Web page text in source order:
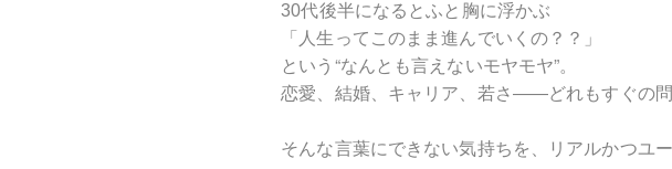
30代後半になるとふと胸に浮かぶ
「⼈⽣ってこのまま進んでいくの？？」
という “なんとも⾔えないモヤモヤ”。
恋愛、結婚、キャリア、若さ――どれもすぐの問
そんな⾔葉にできない気持ちを、リアルかつユ